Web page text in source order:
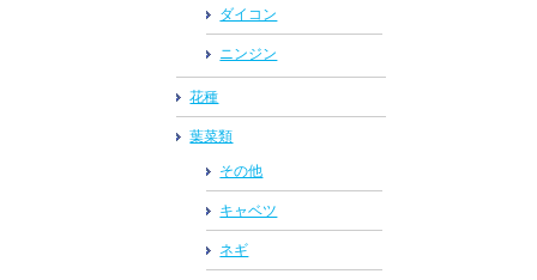
ダイコン
ニンジン
花種
葉菜類
その他
キャベツ
ネギ